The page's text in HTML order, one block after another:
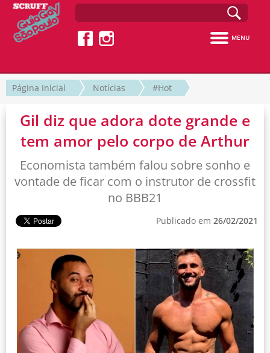
MENU
Página Inicial Notícias #Hot
Gil diz que adora dote grande e
tem amor pelo corpo de Arthur
Economista também falou sobre sonho e
vontade de ficar com o instrutor de crossfit
no BBB21
Publicado em 26/02/2021